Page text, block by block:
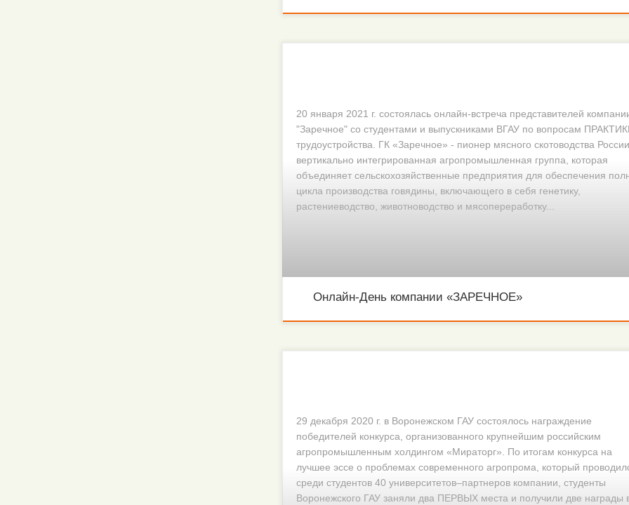
20 января 2021 г. состоялась онлайн-встреча представителей
"Заречное" со студентами и выпускниками ВГАУ по вопросам
трудоустройства. ГК «Заречное» - пионер мясного скотоводства
вертикально интегрированная агропромышленная группа, которая
объединяет сельскохозяйственные предприятия для обеспечения
цикла производства говядины, включающего в себя генетику,
растениеводство, животноводство и мясопереработку...
Онлайн-День компании «ЗАРЕЧНОЕ»
29 декабря 2020 г. в Воронежском ГАУ состоялось награждение
победителей конкурса, организованного крупнейшим российским
агропромышленным холдингом «Мираторг». По итогам конкурса на
лучшее эссе о проблемах современного агропрома, который
среди студентов 40 университетов–партнеров компании, студенты
Воронежского ГАУ заняли два ПЕРВЫХ места и получили две награды